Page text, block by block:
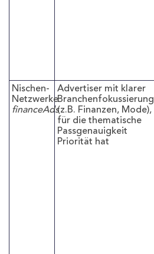
Nischen-
Netzwerke
financeAds
Advertiser mit klarer
Branchenfokussierung
(z.B. Finanzen, Mode),
für die thematische
Passgenauigkeit
Priorität hat